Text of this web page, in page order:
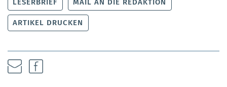
LESERBRIEF MAIL AN DIE REDAKTION
ARTIKEL DRUCKEN